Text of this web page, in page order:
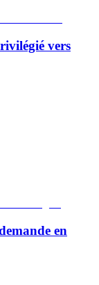
vers
en